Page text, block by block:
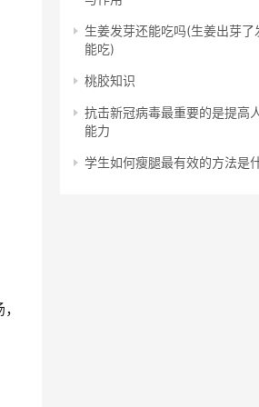
生姜发芽还能吃吗(生姜出芽了
能吃)
桃胶知识
抗击新冠病毒最重要的是提高
能力
学生如何瘦腿最有效的方法是